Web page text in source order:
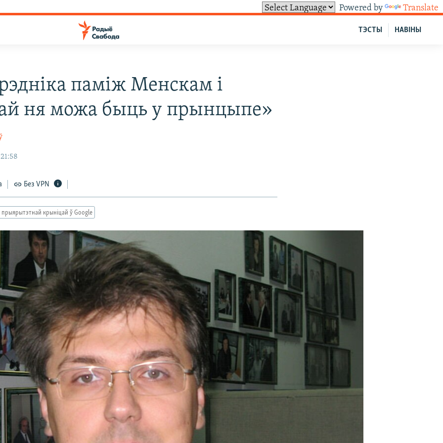
Powered by Translate
НАВІНЫ
ТЭСТЫ
паміж Менскам і
ня можа быць у прынцыпе»
Без VPN
прыярытэтнай крыніцай ў Google